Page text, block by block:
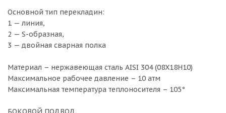
Основной тип перекладин:
1 — линия,
2 — S-образная,
3 — двойная сварная полка
Материал – нержавеющая сталь AISI 304 (08X18H10)
Максимальное рабочее давление – 10 атм
Максимальная температура теплоносителя – 105°